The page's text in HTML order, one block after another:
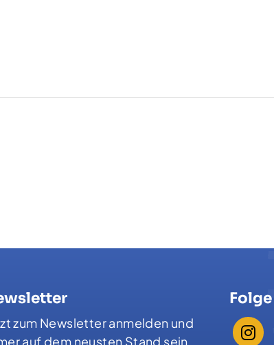
zum Newsletter anmelden und
auf dem neusten Stand sein.